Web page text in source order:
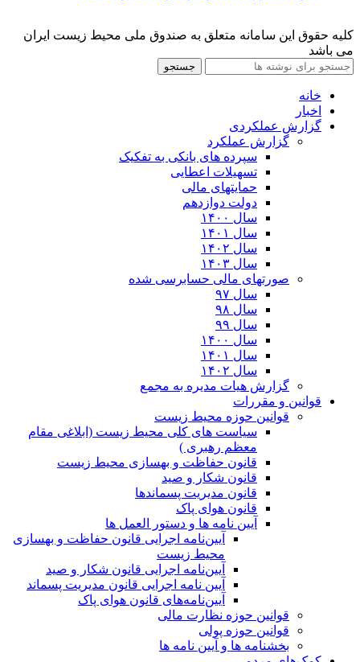
کلیه حقوق این سامانه متعلق به صندوق ملی محیط زیست ایران
می باشد
جستجو
خانه
اخبار
گزارش عملکردی
گزارش عملکرد
سپرده های بانکی به تفکیک
تسهیلات اعطایی
حمایتهای مالی
دولت دوازدهم
سال ۱۴۰۰
سال ۱۴۰۱
سال ۱۴۰۲
سال ۱۴۰۳
صورتهای مالی حسابرسی شده
سال ۹۷
سال ۹۸
سال ۹۹
سال ۱۴۰۰
سال ۱۴۰۱
سال ۱۴۰۲
گزارش هیات مدیره به مجمع
قوانین و مقررات
قوانین حوزه محیط زیست
ﺳﯿﺎﺳﺖ ﻫﺎی ﮐﻠﯽ ﻣﺤﯿﻂ زﯾﺴﺖ (ابلاغی مقام
معظم رهبری )
قانون حفاظت و بهسازی محیط زیست
قانون شکار و صید
قانون مدیریت پسماندها
قانون هوای پاک
آیین نامه ها و دستور العمل ها
آیین‌نامه اجرایی قانون حفاظت و بهسازی
محیط زیست
آیین‌نامه اجرایی قانون شکار و صید
آیین نامه اجرایی قانون مدیریت پسماند
آیین‌نامه‌های قانون هوای پاک
قوانین حوزه نظارت مالی
قوانین حوزه پولی
بخشنامه ها و آیین نامه ها